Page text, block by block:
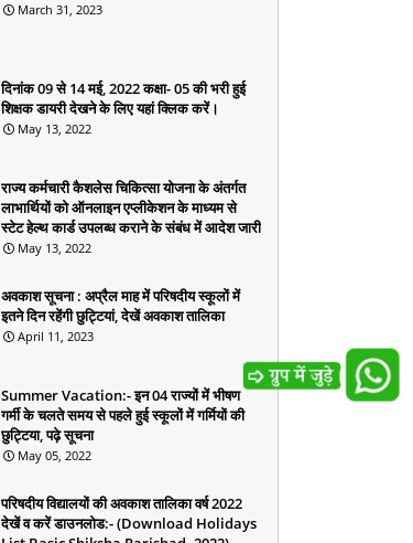
March 31, 2023
दिनांक 09 से 14 मई, 2022 कक्षा- 05 की भरी हुई
शिक्षक डायरी देखने के लिए यहां क्लिक करें।
May 13, 2022
राज्य कर्मचारी कैशलेस चिकित्सा योजना के अंतर्गत
लाभार्थियों को ऑनलाइन एप्लीकेशन के माध्यम से
स्टेट हेल्थ कार्ड उपलब्ध कराने के संबंध में आदेश जारी
May 13, 2022
अवकाश सूचना : अप्रैल माह में परिषदीय स्कूलों में
इतने दिन रहेंगी छुट्टियां, देखें अवकाश तालिका
April 11, 2023
Summer Vacation:- इन 04 राज्यों में भीषण
गर्मी के चलते समय से पहले हुई स्कूलों में गर्मियों की
छुट्टिया, पढ़े सूचना
May 05, 2022
परिषदीय विद्यालयों की अवकाश तालिका वर्ष 2022
देखें व करें डाउनलोड:- (Download Holidays